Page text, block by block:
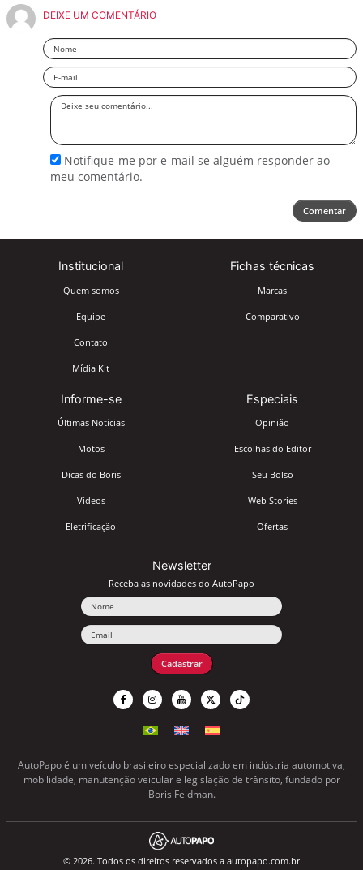
DEIXE UM COMENTÁRIO
Nome
Email
Deixe
Notifique-me por e-mail se alguém responder ao
meu comentário.
Comentar
Institucional
Quem somos
Equipe
Contato
Mídia Kit
Fichas técnicas
Marcas
Comparativo
Informe-se
Últimas Notícias
Motos
Dicas do Boris
Vídeos
Eletrificação
Especiais
Opinião
Escolhas do Editor
Seu Bolso
Web Stories
Ofertas
Newsletter
Receba as novidades do AutoPapo
Cadastrar
AutoPapo é um veículo brasileiro especializado em indústria automotiva,
mobilidade, manutenção veicular e legislação de trânsito, fundado por
Boris Feldman.
© 2026. Todos os direitos reservados a autopapo.com.br